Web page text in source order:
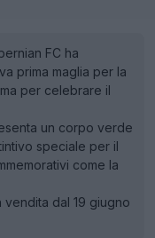
FC ha
prima maglia per la
per celebrare il
un corpo verde
speciale per il
come la
vendita dal 19 giugno